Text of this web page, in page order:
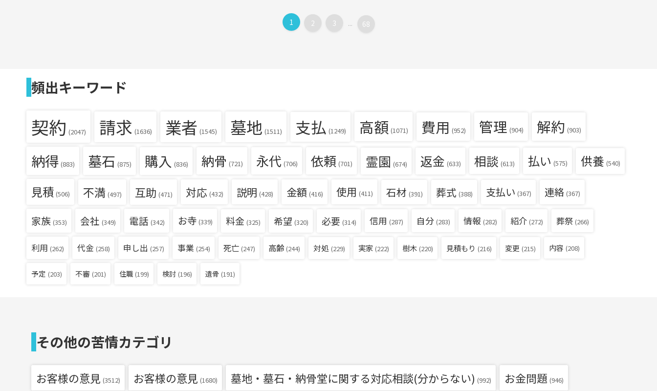
1 2 3 ... 68
頻出キーワード
契約 (2047) 請求 (1636) 業者 (1545) 墓地 (1511) 支払 (1249) 高額 (1071) 費用 (952) 管理 (904) 解約 (903)
納得 (883) 墓石 (875) 購入 (836) 納骨 (721) 永代 (706) 依頼 (701) 霊園 (674) 返金 (633) 相談 (613) 払い (575) 供養 (540)
見積 (506) 不満 (497) 互助 (471) 対応 (432) 説明 (428) 金額 (416) 使用 (411) 石材 (391) 葬式 (388) 支払い (367) 連絡 (367)
家族 (353) 会社 (349) 電話 (342) お寺 (339) 料金 (325) 希望 (320) 必要 (314) 信用 (287) 自分 (283) 情報 (282) 紹介 (272) 葬祭 (266)
利用 (262) 代金 (258) 申し出 (257) 事業 (254) 死亡 (247) 高齢 (244) 対処 (229) 実家 (222) 樹木 (220) 見積もり (216) 変更 (215) 内容 (208)
予定 (203) 不審 (201) 住職 (199) 検討 (196) 遺骨 (191)
その他の苦情カテゴリ
お客様の意見 (3512) お客様の意見 (1680) 墓地・墓石・納骨堂に関する対応相談(分からない) (992) お金問題 (946)